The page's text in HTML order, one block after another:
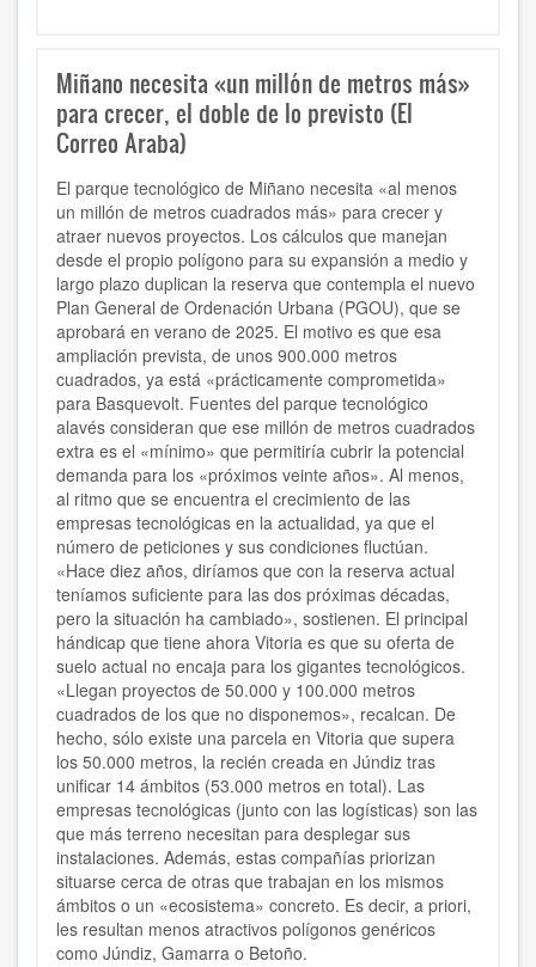
Miñano necesita «un millón de metros más»
para crecer, el doble de lo previsto (El
Correo Araba)
El parque tecnológico de Miñano necesita «al menos
un millón de metros cuadrados más» para crecer y
atraer nuevos proyectos. Los cálculos que manejan
desde el propio polígono para su expansión a medio y
largo plazo duplican la reserva que contempla el nuevo
Plan General de Ordenación Urbana (PGOU), que se
aprobará en verano de 2025. El motivo es que esa
ampliación prevista, de unos 900.000 metros
cuadrados, ya está «prácticamente comprometida»
para Basquevolt. Fuentes del parque tecnológico
alavés consideran que ese millón de metros cuadrados
extra es el «mínimo» que permitiría cubrir la potencial
demanda para los «próximos veinte años». Al menos,
al ritmo que se encuentra el crecimiento de las
empresas tecnológicas en la actualidad, ya que el
número de peticiones y sus condiciones fluctúan.
«Hace diez años, diríamos que con la reserva actual
teníamos suficiente para las dos próximas décadas,
pero la situación ha cambiado», sostienen. El principal
hándicap que tiene ahora Vitoria es que su oferta de
suelo actual no encaja para los gigantes tecnológicos.
«Llegan proyectos de 50.000 y 100.000 metros
cuadrados de los que no disponemos», recalcan. De
hecho, sólo existe una parcela en Vitoria que supera
los 50.000 metros, la recién creada en Júndiz tras
unificar 14 ámbitos (53.000 metros en total). Las
empresas tecnológicas (junto con las logísticas) son las
que más terreno necesitan para desplegar sus
instalaciones. Además, estas compañías priorizan
situarse cerca de otras que trabajan en los mismos
ámbitos o un «ecosistema» concreto. Es decir, a priori,
les resultan menos atractivos polígonos genéricos
como Júndiz, Gamarra o Betoño.